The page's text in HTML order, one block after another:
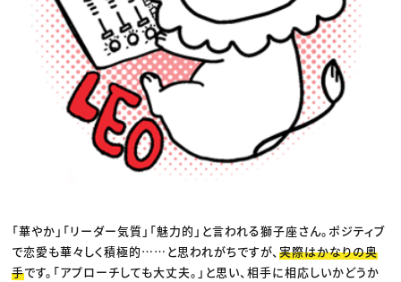
「華やか」「リーダー気質」「魅力的」と言われる獅子座さん。ポジティブ
で恋愛も華々しく積極的……と思われがちですが、実際はかなりの奥
手です。「アプローチしても大丈夫。」と思い、相手に相応しいかどうか